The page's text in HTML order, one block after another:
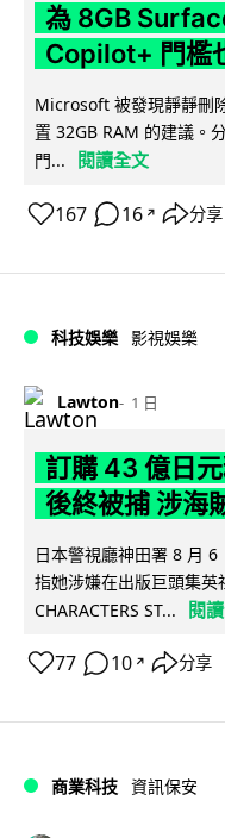
為 8GB
Copilot+ 門檻
Microsoft 被發現靜靜刪
置 32GB RAM 的建議。
門...
閱讀全文
167 16 ↗ 分享
科技娛樂 影視娛樂
Lawton 1 日
訂購 43 億日
後終被捕 涉海
日本警視廳神田署 8 月 6
指她涉嫌在出版巨頭集英
CHARACTERS ST...
閱
77 10 ↗ 分享
商業科技 資訊保安